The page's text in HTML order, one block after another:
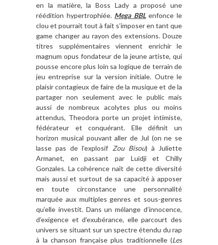
en la matière, la Boss Lady a proposé une
réédition hypertrophiée. Mega BBLenfonce le
clou et pourrait tout à fait s’imposer en tant que
game changer au rayon des extensions. Douze
titres supplémentaires viennent enrichir le
magnum opus fondateur de la jeune artiste, qui
pousse encore plus loin sa logique de terrain de
jeu entreprise sur la version initiale. Outre le
plaisir contagieux de faire de la musique et de la
partager non seulement avec le public mais
aussi de nombreux acolytes plus ou moins
attendus, Theodora porte un projet intimiste,
fédérateur et conquérant. Elle définit un
horizon musical pouvant aller de Jul (on ne se
lasse pas de l’explosif Zou Bisou) à Juliette
Armanet, en passant par Luidji et Chilly
Gonzales. La cohérence naît de cette diversité
mais aussi et surtout de sa capacité à apposer
en toute circonstance une personnalité
marquée aux multiples genres et sous-genres
qu’elle investit. Dans un mélange d’innocence,
d’exigence et d’exubérance, elle parcourt des
univers se situant sur un spectre étendu du rap
à la chanson française plus traditionnelle (Les